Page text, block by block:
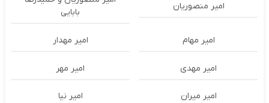
امیر منصوریان
بابایی
امیر مهام امیر مهدار
امیر مهدی امیر مهر
امیر میران امیر نیا